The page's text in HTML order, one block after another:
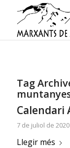
Tag
Calendari
7 de juliol de 2020
Llegir més